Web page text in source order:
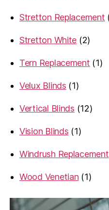
Stretton Replacement
Stretton White
22
Tern Replacement
11
Velux Blinds
11
Vertical Blinds
1212
Vision Blinds
11
Windrush Replacement
Wood Venetian
11